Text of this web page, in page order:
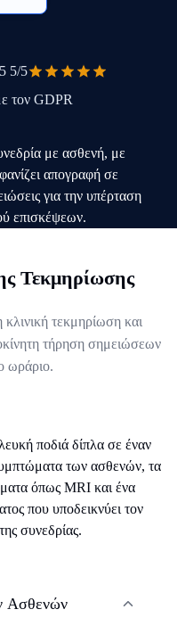
5/5
τον GDPR
Τεκμηρίωσης
τεκμηρίωση και
τήρηση σημειώσεων
ωράριο.
Ασθενών